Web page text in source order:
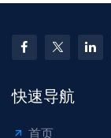
快速导航
首页